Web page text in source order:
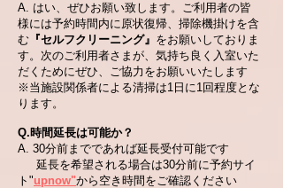
A. はい、ぜひお願い致します。ご利用者の皆
様には予約時間内に原状復帰、掃除機掛けを含
む 『セルフクリーニング』 をお願いしておりま
す。次のご利用者さまが、気持ち良く入室いた
だくためにぜひ、ご協力をお願いいたします
※当施設関係者による清掃は1日に1回程度とな
ります。
Q.時間延長は可能か？
A. 30分前までであれば延長受付可能です
延長を希望される場合は30分前に予約サイ
ト"upnow"から空き時間をご確認ください